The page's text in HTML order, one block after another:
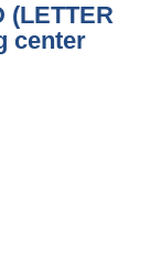
(LETTER
center